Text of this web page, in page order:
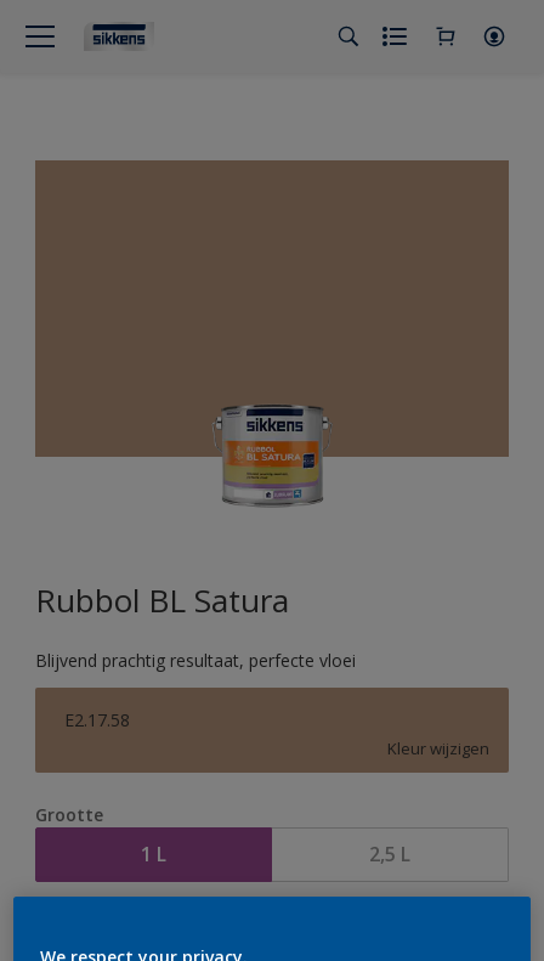
Rubbol BL Satura
Blijvend prachtig resultaat, perfecte vloei
E2.17.58
Kleur wijzigen
Grootte
1 L 2,5 L